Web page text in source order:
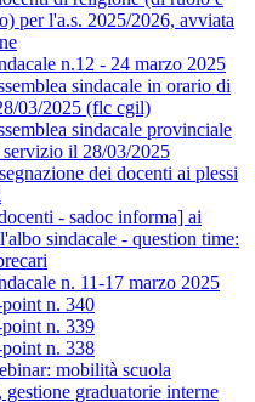
per l'a.s. 2025/2026, avviata
n.12 - 24 marzo 2025
sindacale in orario di
03/2025 (flc cgil)
sindacale provinciale
il 28/03/2025
dei docenti ai plessi
- sadoc informa] ai
sindacale - question time:
n. 11-17 marzo 2025
n. 340
n. 339
n. 338
mobilità scuola
gestione graduatorie interne